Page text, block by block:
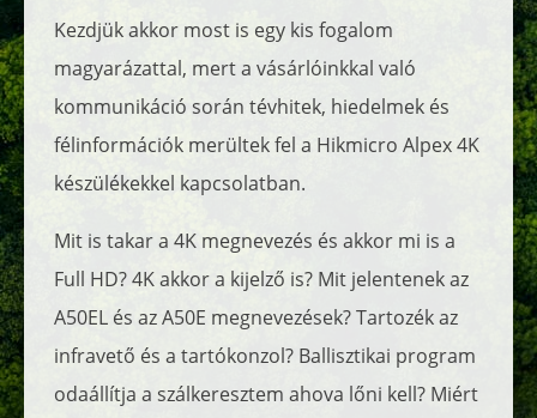
Kezdjük akkor most is egy kis fogalom
magyarázattal, mert a vásárlóinkkal való
kommunikáció során tévhitek, hiedelmek és
félinformációk merültek fel a Hikmicro Alpex 4K
készülékekkel kapcsolatban.
Mit is takar a 4K megnevezés és akkor mi is a
Full HD? 4K akkor a kijelző is? Mit jelentenek az
A50EL és az A50E megnevezések? Tartozék az
infravető és a tartókonzol? Ballisztikai program
odaállítja a szálkeresztem ahova lőni kell? Miért